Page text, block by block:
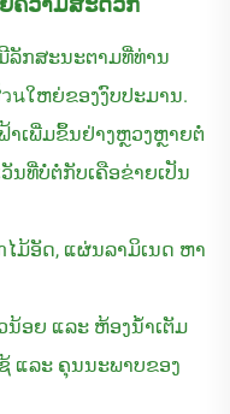
ລັກສະນະຕາມທີ່ທ່ານ
นໃຫຍ່ຂອງງົບປະມານ.
າເພີ່ມຂຶ້ນຢ່າງຫຼວງຫຼາຍຕໍ່
ນທີ່ບໍ່ຕໍ່ກັບເຄືອຂ່າຍເປັນ
ມ້ອັດ, ແຜ່ນລາມິເນດ ຫາ
ນ້ອຍ ແລະ ຫ້ອງນ້ຳເຕັມ
ແລະ ຄຸນນະພາບຂອງ